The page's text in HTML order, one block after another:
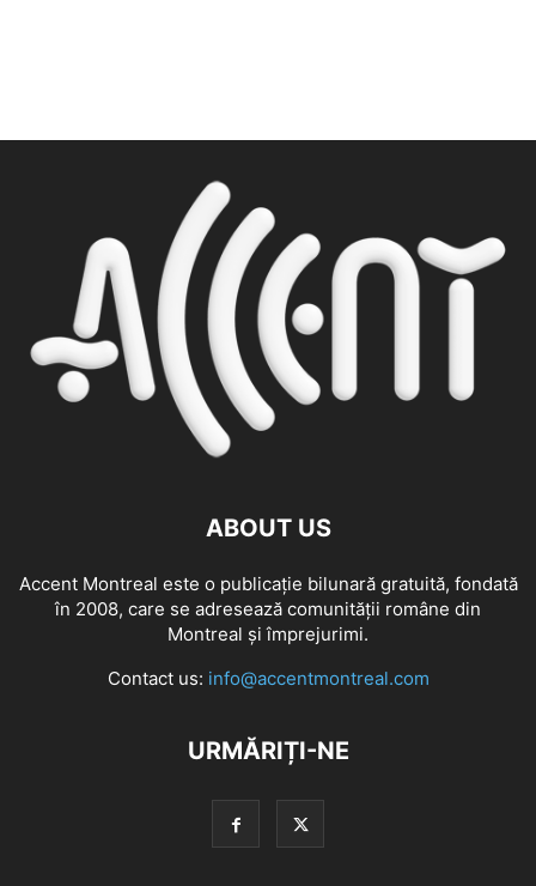
ABOUT US
Accent Montreal este o publicație bilunară gratuită, fondată
în 2008, care se adresează comunităţii române din
Montreal şi împrejurimi.
Contact us: info@accentmontreal.com
URMĂRIȚI-NE